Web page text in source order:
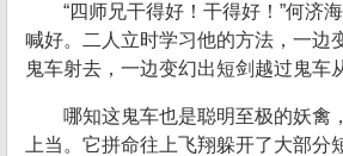
“四师兄干得好！干得好！”何济
喊好。二人立时学习他的方法，一边
鬼车射去，一边变幻出短剑越过鬼车
哪知这鬼车也是聪明至极的妖禽
上当。它拼命往上飞翔躲开了大部分